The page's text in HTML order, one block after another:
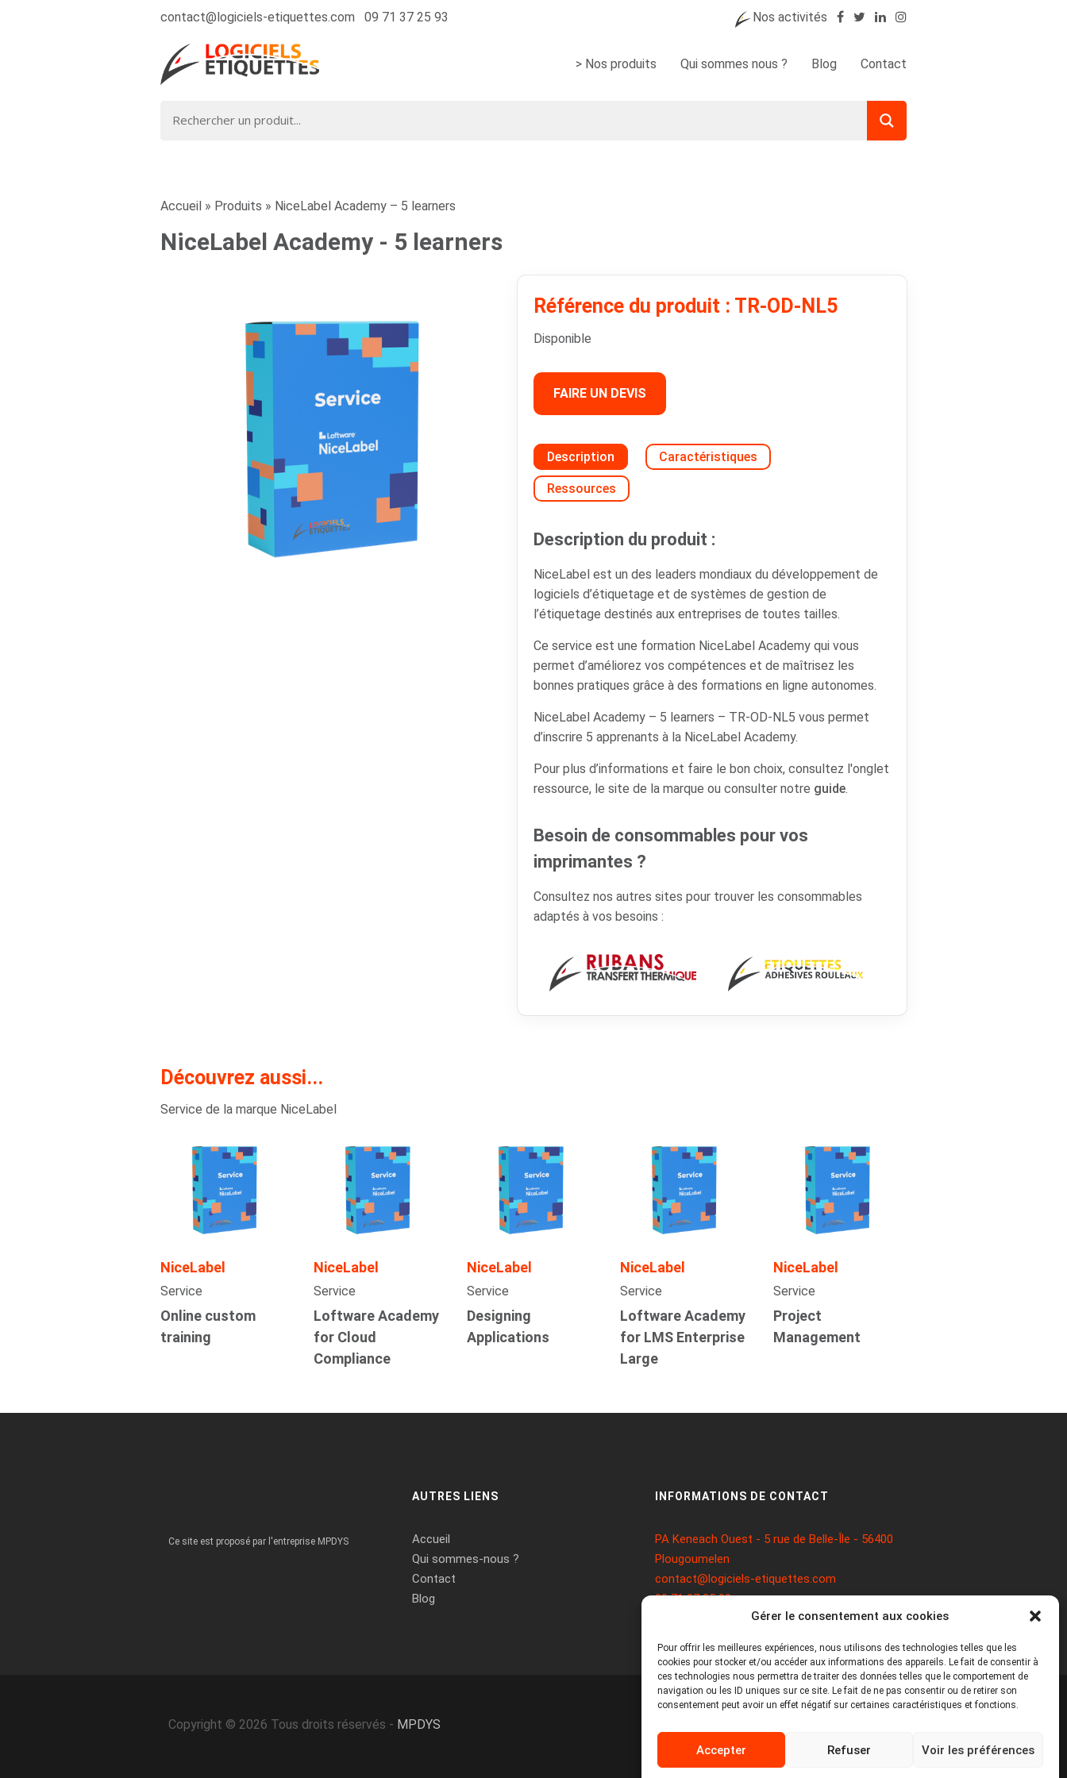
Gérer le consentement aux cookies
Pour offrir les meilleures expériences, nous utilisons des technologies telles que les
cookies pour stocker et/ou accéder aux informations des appareils. Le fait de consentir à
ces technologies nous permettra de traiter des données telles que le comportement de
navigation ou les ID uniques sur ce site. Le fait de ne pas consentir ou de retirer son
consentement peut avoir un effet négatif sur certaines caractéristiques et fonctions.
Accepter Refuser Voir les préférences
contact@logiciels-etiquettes.com 09 71 37 25 93 Nos activités
> Nos produits Qui sommes nous ? Blog Contact
Accueil » Produits » NiceLabel Academy – 5 learners
NiceLabel Academy - 5 learners
Référence du produit : TR-OD-NL5
Disponible
FAIRE UN DEVIS
Description Caractéristiques
Ressources
Description du produit :
NiceLabel est un des leaders mondiaux du développement de
logiciels d’étiquetage et de systèmes de gestion de
l’étiquetage destinés aux entreprises de toutes tailles.
Ce service est une formation NiceLabel Academy qui vous
permet d’améliorez vos compétences et de maîtrisez les
bonnes pratiques grâce à des formations en ligne autonomes.
NiceLabel Academy – 5 learners – TR-OD-NL5 vous permet
d’inscrire 5 apprenants à la NiceLabel Academy.
Pour plus d’informations et faire le bon choix, consultez l'onglet
ressource, le site de la marque ou consulter notre guide.
Besoin de consommables pour vos
imprimantes ?
Consultez nos autres sites pour trouver les consommables
adaptés à vos besoins :
Découvrez aussi...
Service de la marque NiceLabel
NiceLabel
Service
Online custom
training
NiceLabel
Service
Loftware Academy
for Cloud
Compliance
NiceLabel
Service
Designing
Applications
NiceLabel
Service
Loftware Academy
for LMS Enterprise
Large
NiceLabel
Service
Project
Management
Ce site est proposé par l'entreprise MPDYS
AUTRES LIENS
Accueil
Qui sommes-nous ?
Contact
Blog
INFORMATIONS DE CONTACT
PA Keneach Ouest - 5 rue de Belle-Île - 56400
Plougoumelen
contact@logiciels-etiquettes.com
09 71 37 25 93
Copyright © 2026 Tous droits réservés - MPDYS
Politique de cookies
Politique de confidentialité